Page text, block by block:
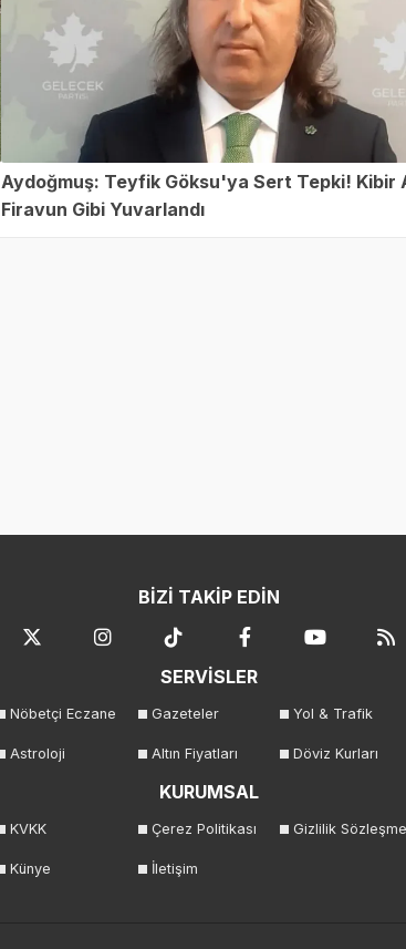
Aydoğmuş: Teyfik Göksu'ya Sert Tepki! Kibir
Firavun Gibi Yuvarlandı
BİZİ TAKİP EDİN
SERVİSLER
Nöbetçi Eczane Gazeteler Yol & Trafik
Astroloji Altın Fiyatları Döviz Kurları
KURUMSAL
KVKK Çerez Politikası Gizlilik
Künye İletişim